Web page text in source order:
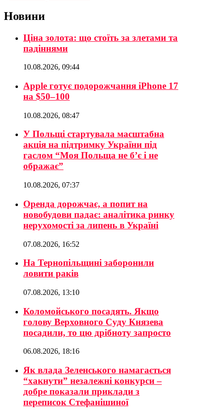
Новини
Ціна золота: що стоїть за злетами та
падіннями
10.08.2026, 09:44
Apple готує подорожчання iPhone 17
на $50–100
10.08.2026, 08:47
У Польщі стартувала масштабна
акція на підтримку України під
гаслом “Моя Польща не б’є і не
ображає”
10.08.2026, 07:37
Оренда дорожчає, а попит на
новобудови падає: аналітика ринку
нерухомості за липень в Україні
07.08.2026, 16:52
На Тернопільщині заборонили
ловити раків
07.08.2026, 13:10
Коломойського посадять. Якщо
голову Верховного Суду Князева
посадили, то цю дрібноту запросто
06.08.2026, 18:16
Як влада Зеленського намагається
“хакнути” незалежні конкурси –
добре показали приклади з
переписок Стефанішиної